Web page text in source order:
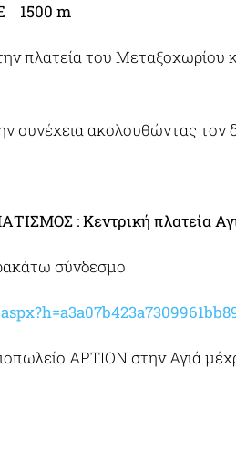
1500 m
πλατεία του Μεταξοχωρίου
συνέχεια ακολουθώντας
: Κεντρική πλατεία
σύνδεσμο
ΑΡΤΙΟΝ στην Αγιά